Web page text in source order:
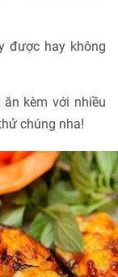
được hay không
kèm với nhiều
chúng nha!